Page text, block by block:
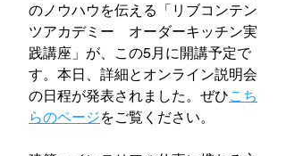
のノウハウを伝える「リブコンテン
ツアカデミー　オーダーキッチン実
践講座」が、この5月に開講予定で
す。本日、詳細とオンライン説明会
の日程が発表されました。ぜひこち
らのページをご覧ください。